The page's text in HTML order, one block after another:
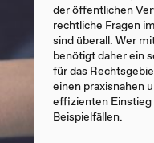
der öffentlichen
rechtliche Fragen
sind überall. Wer
benötigt daher ein
für das
einen praxisnahen
effizienten Einstieg
Beispielfällen.